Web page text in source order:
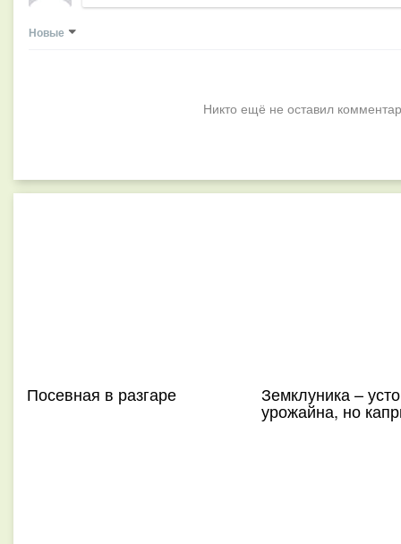
Новые
Никто ещё не оставил
Посевная в разгаре Земклуника –
урожайна, но